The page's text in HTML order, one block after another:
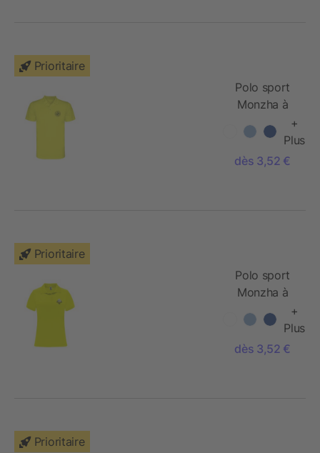
Prioritaire
Polo sport
Monzha à
courtes pour
homme
+
Plus
dès 3,52 €
Prioritaire
Polo sport
Monzha à
courtes pour
femme
+
Plus
dès 3,52 €
Prioritaire